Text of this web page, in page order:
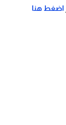
اضغط هنا